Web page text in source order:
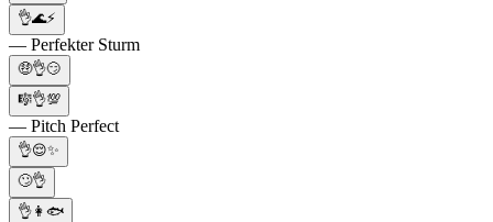
👌🌊⚡️
— Perfekter Sturm
🤑👌😏
🎼👌💯
— Pitch Perfect
👌😌✨
🙄👌
👌👩🐟